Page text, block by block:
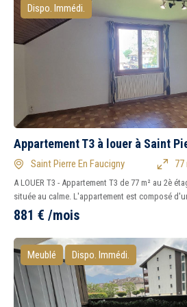
Tous Oui
Non
Peu importe
Dispo. Immédi.
Appartement T3 à louer à Saint
Saint Pierre En Faucigny 77
A LOUER T3 - Appartement T3 de 77 m² au 2è
située au calme. L'appartement est composé
881 € /mois
Meublé Dispo. Immédi.